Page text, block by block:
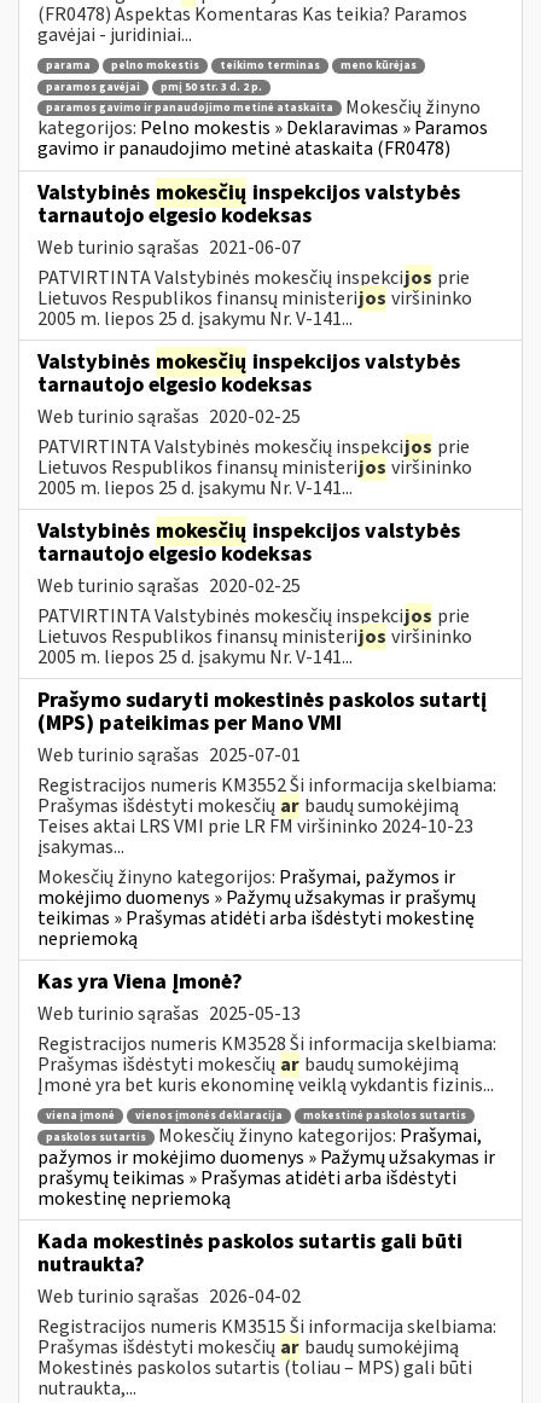
(FR0478) Aspektas Komentaras Kas teikia? Paramos
gavėjai - juridiniai...
parama pelno mokestis teikimo terminas
meno kūrėjas
paramos gavėjai
pmį 50 str. 3 d. 2 p.
paramos gavimo ir panaudojimo metinė ataskaita
Mokesčių žinyno
kategorijos: Pelno mokestis » Deklaravimas » Paramos
gavimo ir panaudojimo metinė ataskaita (FR0478)
Valstybinės mokesčių inspekcijos valstybės
tarnautojo elgesio kodeksas
Web turinio sąrašas 2021-06-07
PATVIRTINTA Valstybinės mokesčių inspekcijos prie
Lietuvos Respublikos finansų ministerijos viršininko
2005 m. liepos 25 d. įsakymu Nr. V-141...
Valstybinės mokesčių inspekcijos valstybės
tarnautojo elgesio kodeksas
Web turinio sąrašas 2020-02-25
PATVIRTINTA Valstybinės mokesčių inspekcijos prie
Lietuvos Respublikos finansų ministerijos viršininko
2005 m. liepos 25 d. įsakymu Nr. V-141...
Valstybinės mokesčių inspekcijos valstybės
tarnautojo elgesio kodeksas
Web turinio sąrašas 2020-02-25
PATVIRTINTA Valstybinės mokesčių inspekcijos prie
Lietuvos Respublikos finansų ministerijos viršininko
2005 m. liepos 25 d. įsakymu Nr. V-141...
Prašymo sudaryti mokestinės paskolos sutartį
(MPS) pateikimas per Mano VMI
Web turinio sąrašas 2025-07-01
Registracijos numeris KM3552 Ši informacija skelbiama:
Prašymas išdėstyti mokesčių ar baudų sumokėjimą
Teises aktai LRS VMI prie LR FM viršininko 2024-10-23
įsakymas...
Mokesčių žinyno kategorijos: Prašymai, pažymos ir
mokėjimo duomenys » Pažymų užsakymas ir prašymų
teikimas » Prašymas atidėti arba išdėstyti mokestinę
nepriemoką
Kas yra Viena Įmonė?
Web turinio sąrašas 2025-05-13
Registracijos numeris KM3528 Ši informacija skelbiama:
Prašymas išdėstyti mokesčių ar baudų sumokėjimą
Įmonė yra bet kuris ekonominę veiklą vykdantis fizinis...
viena įmonė vienos įmonės deklaracija
mokestinė paskolos sutartis
paskolos sutartis
Mokesčių žinyno kategorijos: Prašymai,
pažymos ir mokėjimo duomenys » Pažymų užsakymas ir
prašymų teikimas » Prašymas atidėti arba išdėstyti
mokestinę nepriemoką
Kada mokestinės paskolos sutartis gali būti
nutraukta?
Web turinio sąrašas 2026-04-02
Registracijos numeris KM3515 Ši informacija skelbiama:
Prašymas išdėstyti mokesčių ar baudų sumokėjimą
Mokestinės paskolos sutartis (toliau – MPS) gali būti
nutraukta,...